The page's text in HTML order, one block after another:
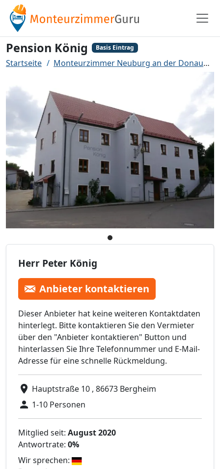
Pension König Basis Eintrag
Startseite Monteurzimmer Neuburg an der Donau
Herr Peter König
Anbieter kontaktieren
Dieser Anbieter hat keine weiteren Kontaktdaten
hinterlegt. Bitte kontaktieren Sie den Vermieter
über den "Anbieter kontaktieren" Button und
hinterlassen Sie Ihre Telefonnummer und E-Mail-
Adresse für eine schnelle Rückmeldung.
Hauptstraße 10 , 86673 Bergheim
1-10 Personen
Mitglied seit: August 2020
Antwortrate: 0%
Wir sprechen: